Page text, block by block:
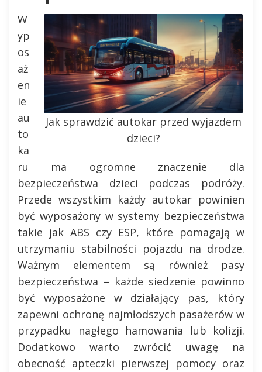
Jak sprawdzić autokar przed wyjazdem
dzieci?
W
yp
os
aż
en
ie
au
to
ka
ru ma ogromne znaczenie dla
bezpieczeństwa dzieci podczas podróży.
Przede wszystkim każdy autokar powinien
być wyposażony w systemy bezpieczeństwa
takie jak ABS czy ESP, które pomagają w
utrzymaniu stabilności pojazdu na drodze.
Ważnym elementem są również pasy
bezpieczeństwa – każde siedzenie powinno
być wyposażone w działający pas, który
zapewni ochronę najmłodszych pasażerów w
przypadku nagłego hamowania lub kolizji.
Dodatkowo warto zwrócić uwagę na
obecność apteczki pierwszej pomocy oraz